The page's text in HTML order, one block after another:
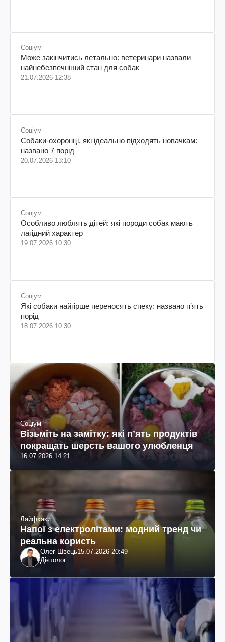
Соціум
Може закінчитись летально: ветеринари назвали
найнебезпечніший стан для собак
21.07.2026 12:38
Соціум
Собаки-охоронці, які ідеально підходять новачкам:
названо 7 порід
20.07.2026 13:10
Соціум
Особливо люблять дітей: які породи собак мають
лагідний характер
19.07.2026 10:30
Соціум
Які собаки найгірше переносять спеку: названо пʼять
порід
18.07.2026 10:30
Соціум
Візьміть на замітку: які пʼять продуктів
покращать шерсть вашого улюбленця
16.07.2026 14:21
Лайфхаки
Напої з електролітами: модний тренд чи
реальна користь
Олег Швець15.07.2026 20:49
Дієтолог